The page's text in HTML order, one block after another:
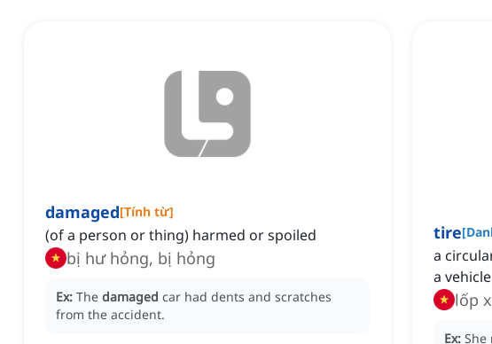
damaged[Tính từ]
(of a person or thing) harmed or spoiled
bị hư hỏng, bị hỏng
Ex: The damaged car had dents and scratches
from the accident.
tire[
a
a vehicle
lốp
Ex: She